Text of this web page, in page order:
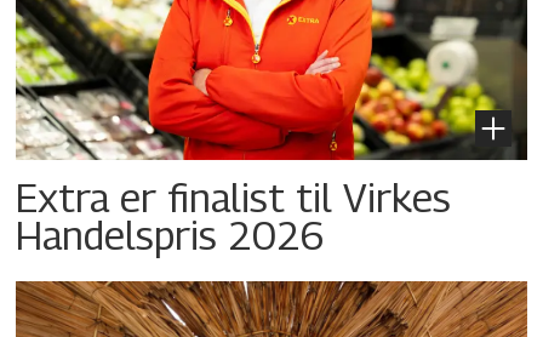
Extra er finalist til Virkes
Handelspris 2026